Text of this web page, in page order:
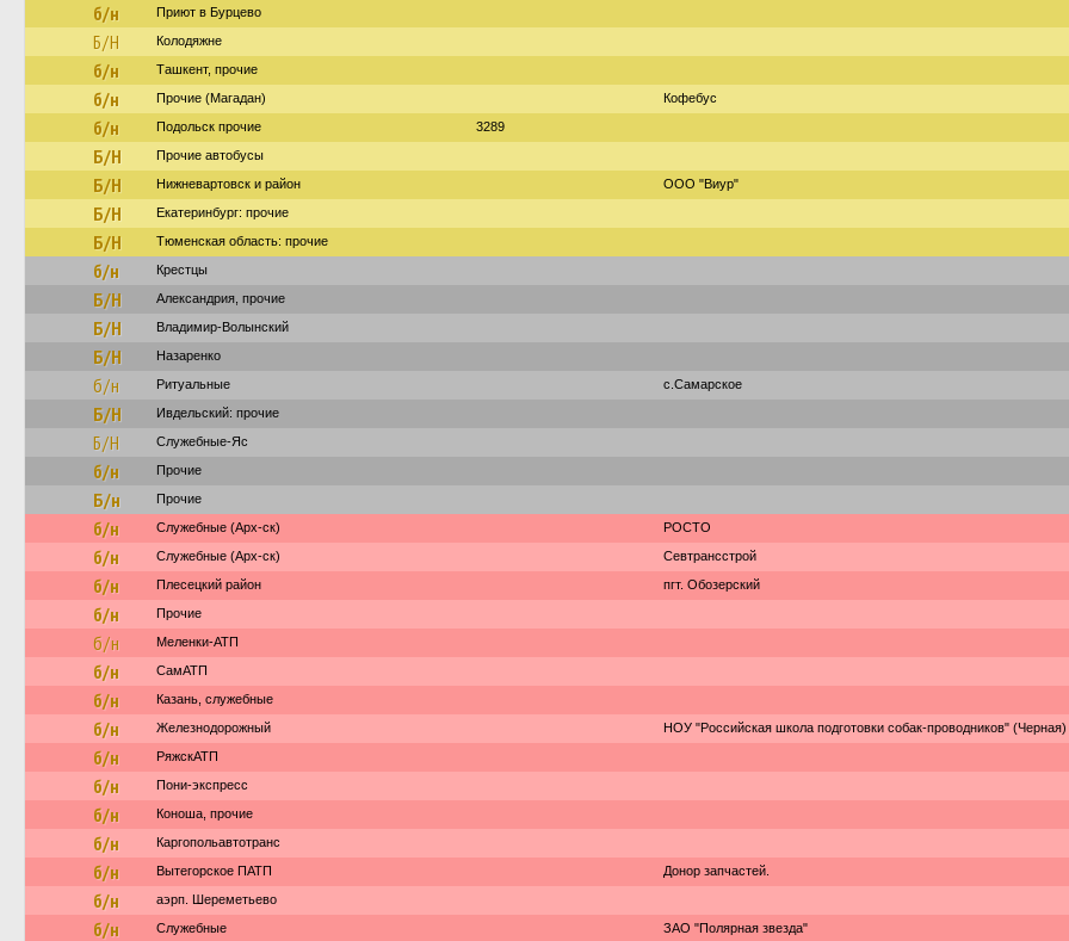
б/н Приют в Бурцево
Б/Н Колодяжне
б/н Ташкент, прочие
б/н Прочие (Магадан) Кофебус
б/н Подольск прочие 3289
Б/Н Прочие автобусы
Б/Н Нижневартовск и район ООО "Виур"
Б/Н Екатеринбург: прочие
Б/Н Тюменская область: прочие
б/н Крестцы
Б/Н Александрия, прочие
Б/Н Владимир-Волынский
Б/Н Назаренко
б/н Ритуальные с.Самарское
Б/Н Ивдельский: прочие
Б/Н Служебные-Яс
б/н Прочие
Б/н Прочие
б/н Служебные (Арх-ск) РОСТО
б/н Служебные (Арх-ск) Севтрансстрой
б/н Плесецкий район пгт. Обозерский
б/н Прочие
б/н Меленки-АТП
б/н СамАТП
б/н Казань, служебные
б/н Железнодорожный НОУ "Российская школа подготовки собак-проводников" (Черная)
б/н РяжскАТП
б/н Пони-экспресс
б/н Коноша, прочие
б/н Каргопольавтотранс
б/н Вытегорское ПАТП Донор запчастей.
б/н аэрп. Шереметьево
б/н Служебные ЗАО "Полярная звезда"